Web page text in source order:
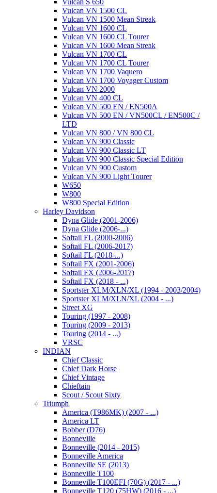
Vulcan S 650
Vulcan VN 1500 CL
Vulcan VN 1500 Mean Streak
Vulcan VN 1600 CL
Vulcan VN 1600 CL Tourer
Vulcan VN 1600 Mean Streak
Vulcan VN 1700 CL
Vulcan VN 1700 CL Tourer
Vulcan VN 1700 Vaquero
Vulcan VN 1700 Voyager Custom
Vulcan VN 2000
Vulcan VN 400 CL
Vulcan VN 500 EN / EN500A
Vulcan VN 500 EN / VN500CL / EN500C /
LTD
Vulcan VN 800 / VN 800 CL
Vulcan VN 900 Classic
Vulcan VN 900 Classic LT
Vulcan VN 900 Classic Special Edition
Vulcan VN 900 Custom
Vulcan VN 900 Light Tourer
W650
W800
W800 Special Edition
Harley Davidson
Dyna Glide (2001-2006)
Dyna Glide (2006-...)
Softail FL (2000-2006)
Softail FL (2006-2017)
Softail FL (2018-...)
Softail FX (2001-2006)
Softail FX (2006-2017)
Softail FX (2018 - ...)
Sportster XLM/XLN/XL (1994 - 2003/2004)
Sportster XLM/XLN/XL (2004 - ...)
Street XG
Touring (1997 - 2008)
Touring (2009 - 2013)
Touring (2014 - ...)
VRSC
INDIAN
Chief Classic
Chief Dark Horse
Chief Vintage
Chieftain
Scout / Scout Sixty
Triumph
America (T986MK) (2007 - ...)
America LT
Bobber (D76)
Bonneville
Bonneville (2014 - 2015)
Bonneville America
Bonneville SE (2013)
Bonneville T100
Bonneville T100EFI (70G) (2017 - ...)
Bonneville T120 (75HW) (2016 - ...)